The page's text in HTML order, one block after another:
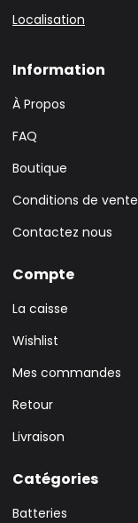
Localisation
Information
À Propos
FAQ
Boutique
Conditions de vente
Contactez nous
Compte
La caisse
Wishlist
Mes commandes
Retour
Livraison
Catégories
Batteries